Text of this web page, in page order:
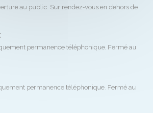
au public. Sur rendez-vous en dehors de
permanence téléphonique. Fermé au
permanence téléphonique. Fermé au